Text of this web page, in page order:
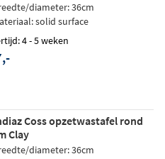
diameter: 36cm
solid surface
4 - 5 weken
Coss opzetwastafel rond
Clay
diameter: 36cm